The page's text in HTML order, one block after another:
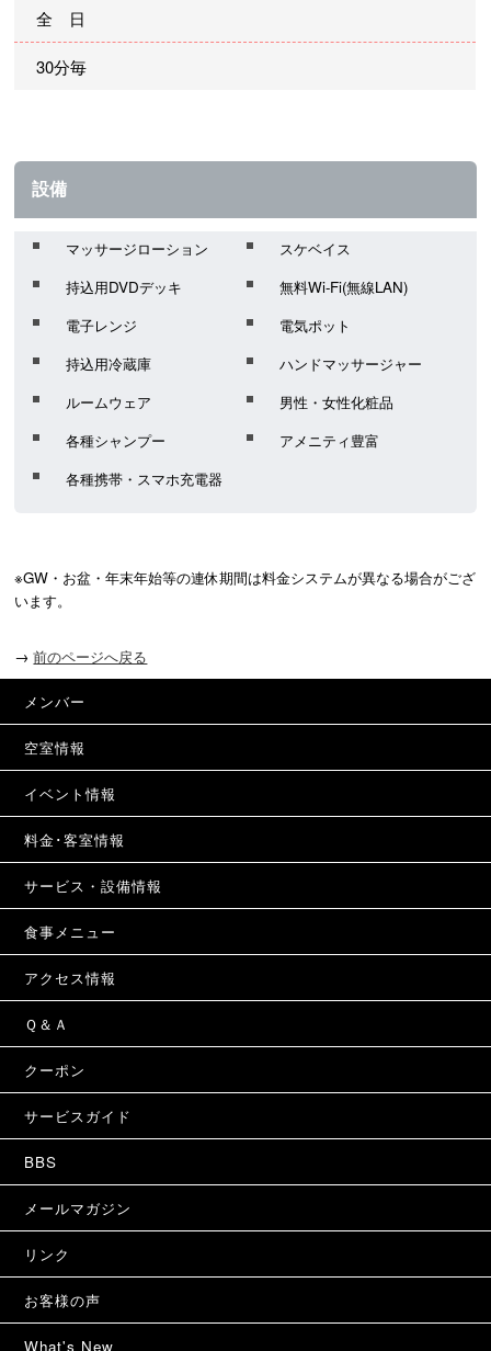
全 日
30分毎
設備
マッサージローション
スケベイス
持込用DVDデッキ
無料Wi-Fi(無線LAN)
電子レンジ
電気ポット
持込用冷蔵庫
ハンドマッサージャー
ルームウェア
男性・女性化粧品
各種シャンプー
アメニティ豊富
各種携帯・スマホ充電器
※GW・お盆・年末年始等の連休期間は料金システムが異なる場合がござ
います。
→ 前のページへ戻る
メンバー
空室情報
イベント情報
料金･客室情報
サービス・設備情報
食事メニュー
アクセス情報
Ｑ＆Ａ
クーポン
サービスガイド
BBS
メールマガジン
リンク
お客様の声
What's New